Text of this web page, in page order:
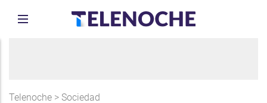
Telenoche > Sociedad